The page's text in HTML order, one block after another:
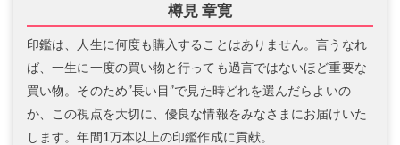
樽見 章寛
印鑑は、人生に何度も購入することはありません。言うなれ
ば、一生に一度の買い物と行っても過言ではないほど重要な
買い物。そのため”長い目”で見た時どれを選んだらよいの
か、この視点を大切に、優良な情報をみなさまにお届けいた
します。年間1万本以上の印鑑作成に貢献。